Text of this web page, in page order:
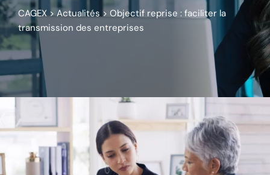
CAGEX>Actualités > Objectif reprise : faciliter la
transmission des entreprises